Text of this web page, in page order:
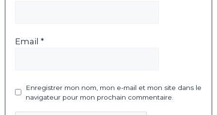
Email *
Enregistrer mon nom, mon e-mail et mon site dans le
navigateur pour mon prochain commentaire.